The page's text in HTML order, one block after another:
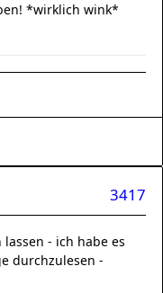
*wirklich wink*
3417
- ich habe es
durchzulesen -